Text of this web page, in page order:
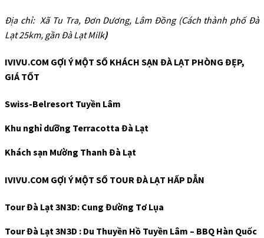
Địa chỉ: Xã Tu Tra, Đơn Dương, Lâm Đồng (Cách thành phố Đà
Lạt 25km, gần Đà Lạt Milk)
IVIVU.COM GỢI Ý MỘT SỐ KHÁCH SẠN ĐÀ LẠT PHÒNG ĐẸP,
GIÁ TỐT
Swiss-Belresort Tuyền Lâm
Khu nghỉ dưỡng Terracotta Đà Lạt
Khách sạn Mường Thanh Đà Lạt
IVIVU.COM GỢI Ý MỘT SỐ TOUR ĐÀ LẠT HẤP DẪN
Tour Đà Lạt 3N3D: Cung Đường Tơ Lụa
Tour Đà Lạt 3N3D : Du Thuyền Hồ Tuyền Lâm – BBQ Hàn Quốc